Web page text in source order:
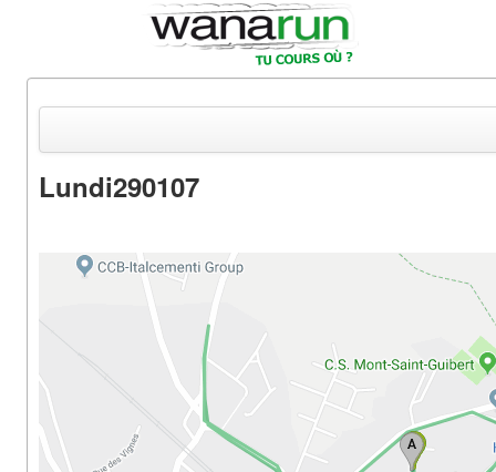
Equipements & Tests
Parcours & Courses
Outils & Réseaux
Lundi290107